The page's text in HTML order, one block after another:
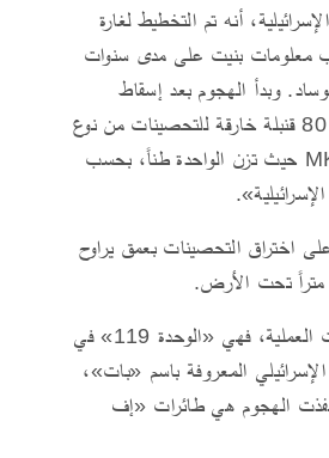
فقد قالت القناة 12 الإسرائيلية، أنه تم التخطيط لغارة
معلومات بنيت على مدى سنوات
وبدأ الهجوم بعد إسقاط
طائرات سلاح الجو 80 قنبلة خارقة للتحصينات من نوع
«هايفي هايد» MK84 حيث تزن الواحدة طناً، بحسب
اختراق التحصينات بعمق يراوح
أما الوحدة التي نفذت العملية، فهي «الوحدة 119» في
المعروفة باسم «بات»،
نفذت الهجوم هي طائرات «إف